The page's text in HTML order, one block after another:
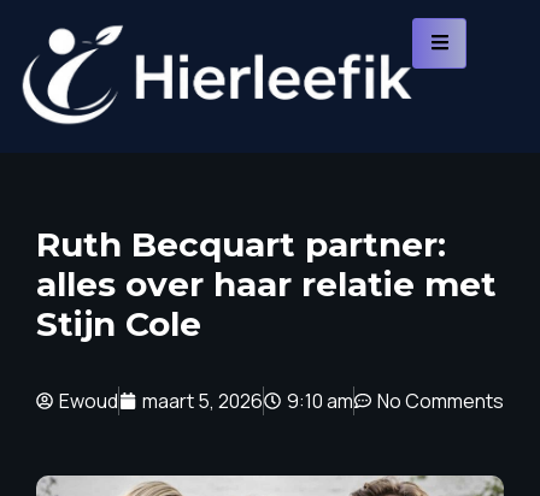
Ruth Becquart partner:
alles over haar relatie met
Stijn Cole
Ewoud maart 5, 2026 9:10 am No Comments